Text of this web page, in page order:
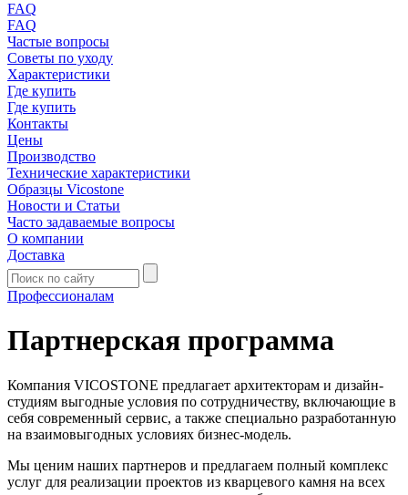
FAQ
FAQ
Частые вопросы
Советы по уходу
Характеристики
Где купить
Где купить
Контакты
Цены
Производство
Технические характеристики
Образцы Vicostone
Новости и Статьи
Часто задаваемые вопросы
О компании
Доставка
Профессионалам
Партнерская программа
Компания VICOSTONE предлагает архитекторам и дизайн-
студиям выгодные условия по сотрудничеству, включающие в
себя современный сервис, а также специально разработанную
на взаимовыгодных условиях бизнес-модель.
Мы ценим наших партнеров и предлагаем полный комплекс
услуг для реализации проектов из кварцевого камня на всех